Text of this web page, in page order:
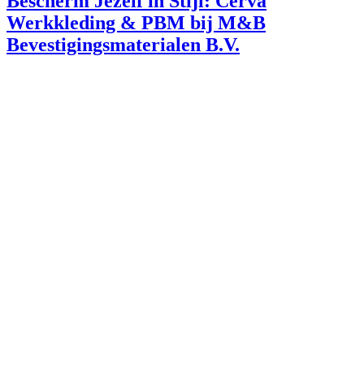
Werkkleding & PBM bij M&B
Bevestigingsmaterialen B.V.